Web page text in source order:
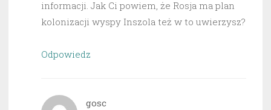
informacji. Jak Ci powiem, że Rosja ma plan
kolonizacji wyspy Inszola też w to uwierzysz?
Odpowiedz
gosc